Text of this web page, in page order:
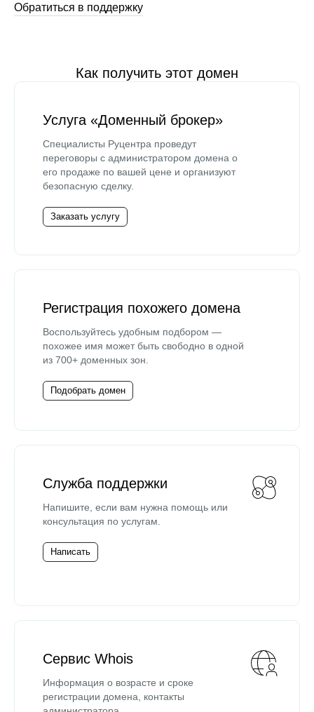
Обратиться в поддержку
Как получить этот домен
Услуга «Доменный брокер»
Специалисты Руцентра проведут
переговоры с администратором домена о
его продаже по вашей цене и организуют
безопасную сделку.
Заказать услугу
Регистрация похожего домена
Воспользуйтесь удобным подбором —
похожее имя может быть свободно в одной
из 700+ доменных зон.
Подобрать домен
Служба поддержки
Напишите, если вам нужна помощь или
консультация по услугам.
Написать
Сервис Whois
Информация о возрасте и сроке
регистрации домена, контакты